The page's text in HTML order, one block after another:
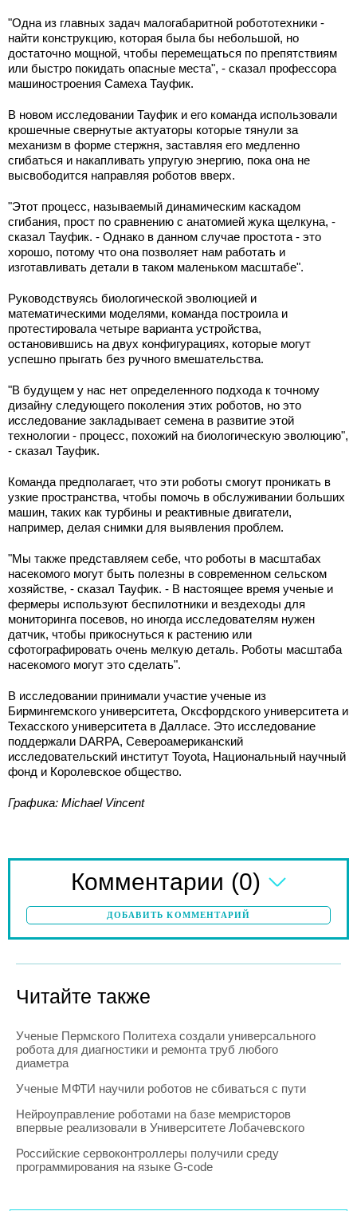
"Одна из главных задач малогабаритной робототехники -
найти конструкцию, которая была бы небольшой, но
достаточно мощной, чтобы перемещаться по препятствиям
или быстро покидать опасные места", - сказал профессора
машиностроения Самеха Тауфик.
В новом исследовании Тауфик и его команда использовали
крошечные свернутые актуаторы которые тянули за
механизм в форме стержня, заставляя его медленно
сгибаться и накапливать упругую энергию, пока она не
высвободится направляя роботов вверх.
"Этот процесс, называемый динамическим каскадом
сгибания, прост по сравнению с анатомией жука щелкуна, -
сказал Тауфик. - Однако в данном случае простота - это
хорошо, потому что она позволяет нам работать и
изготавливать детали в таком маленьком масштабе".
Руководствуясь биологической эволюцией и
математическими моделями, команда построила и
протестировала четыре варианта устройства,
остановившись на двух конфигурациях, которые могут
успешно прыгать без ручного вмешательства.
"В будущем у нас нет определенного подхода к точному
дизайну следующего поколения этих роботов, но это
исследование закладывает семена в развитие этой
технологии - процесс, похожий на биологическую эволюцию",
- сказал Тауфик.
Команда предполагает, что эти роботы смогут проникать в
узкие пространства, чтобы помочь в обслуживании больших
машин, таких как турбины и реактивные двигатели,
например, делая снимки для выявления проблем.
"Мы также представляем себе, что роботы в масштабах
насекомого могут быть полезны в современном сельском
хозяйстве, - сказал Тауфик. - В настоящее время ученые и
фермеры используют беспилотники и вездеходы для
мониторинга посевов, но иногда исследователям нужен
датчик, чтобы прикоснуться к растению или
сфотографировать очень мелкую деталь. Роботы масштаба
насекомого могут это сделать".
В исследовании принимали участие ученые из
Бирмингемского университета, Оксфордского университета и
Техасского университета в Далласе. Это исследование
поддержали DARPA, Североамериканский
исследовательский институт Toyota, Национальный научный
фонд и Королевское общество.
Графика: Michael Vincent
Комментарии (0)
ДОБАВИТЬ КОММЕНТАРИЙ
Читайте также
Ученые Пермского Политеха создали универсального
робота для диагностики и ремонта труб любого
диаметра
Ученые МФТИ научили роботов не сбиваться с пути
Нейроуправление роботами на базе мемристоров
впервые реализовали в Университете Лобачевского
Российские сервоконтроллеры получили среду
программирования на языке G-code